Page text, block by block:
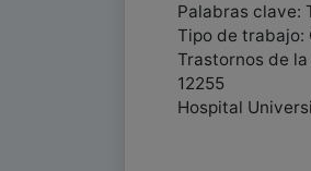
Palabras clave:
Tipo de trabajo:
Trastornos de
12255
Hospital